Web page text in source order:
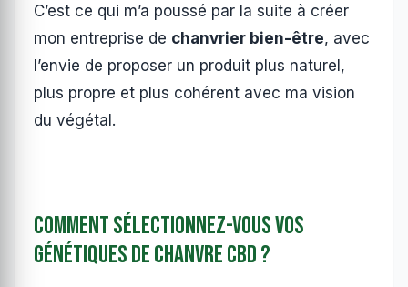
C’est ce qui m’a poussé par la suite à créer
mon entreprise de chanvrier bien-être, avec
l’envie de proposer un produit plus naturel,
plus propre et plus cohérent avec ma vision
du végétal.
Comment sélectionnez-vous vos
génétiques de chanvre CBD ?